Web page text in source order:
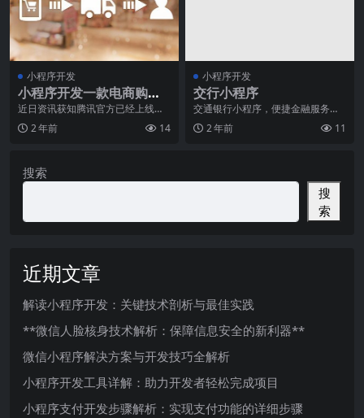
小程序开发
小程序开发一款电商购物
微信小程序有意义
近日资讯获知腾讯官方已经上线小
鹅拼拼App，综合型的社区电商平
台，让我想到去年的
2 年前 14
小程序开发
交行小程序
交通银行小程序，便捷金融服务助
您抵达人生巅峰随着科技的不断发
展，人们对于金融服务
2 年前 11
搜索
搜
索
近期文章
解读小程序开发：关键技术剖析与最佳实践
**微信人脸核身技术解析：保障信息安全的新利器**
微信小程序解决方案与开发技巧全解析
小程序开发工具详解：助力开发者轻松完成项目
小程序支付开发步骤解析：实现支付功能的详细步骤